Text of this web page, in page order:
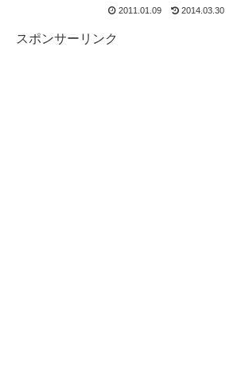
2011.01.09 2014.03.30
スポンサーリンク